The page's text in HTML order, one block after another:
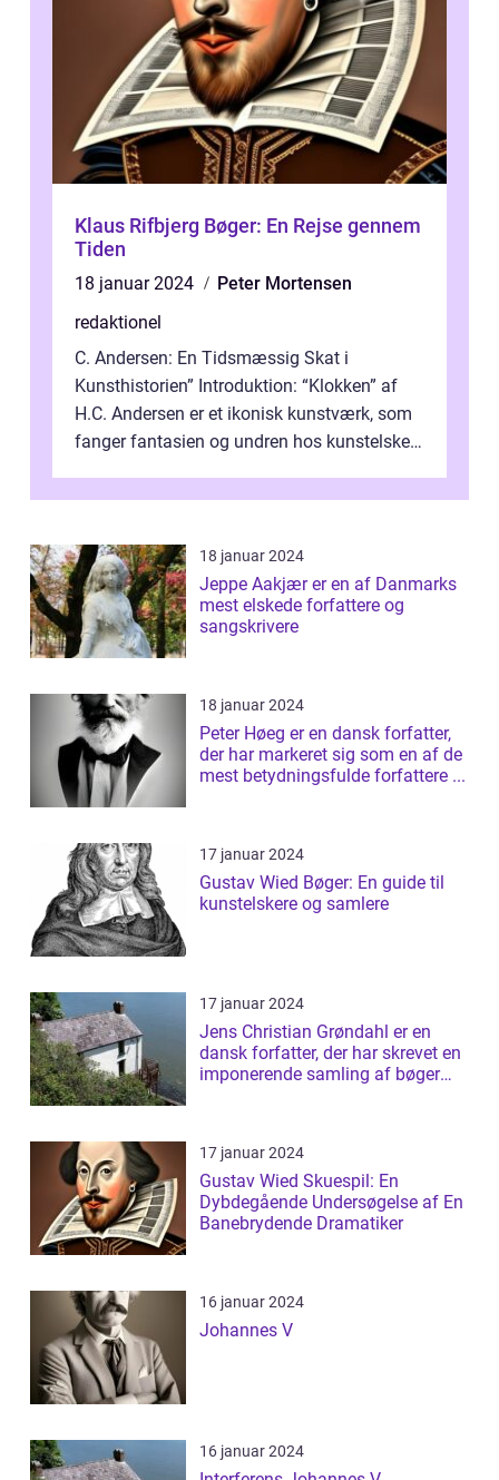
Klaus Rifbjerg Bøger: En Rejse gennem
Tiden
18 januar 2024
Peter Mortensen
redaktionel
C. Andersen: En Tidsmæssig Skat i
Kunsthistorien” Introduktion: “Klokken” af
H.C. Andersen er et ikonisk kunstværk, som
fanger fantasien og undren hos kunstelskere
18 januar 2024
Jeppe Aakjær er en af Danmarks
mest elskede forfattere og
sangskrivere
18 januar 2024
Peter Høeg er en dansk forfatter,
der har markeret sig som en af de
mest betydningsfulde forfattere ...
17 januar 2024
Gustav Wied Bøger: En guide til
kunstelskere og samlere
17 januar 2024
Jens Christian Grøndahl er en
dansk forfatter, der har skrevet en
imponerende samling af bøger
17 januar 2024
Gustav Wied Skuespil: En
Dybdegående Undersøgelse af En
Banebrydende Dramatiker
16 januar 2024
Johannes V
16 januar 2024